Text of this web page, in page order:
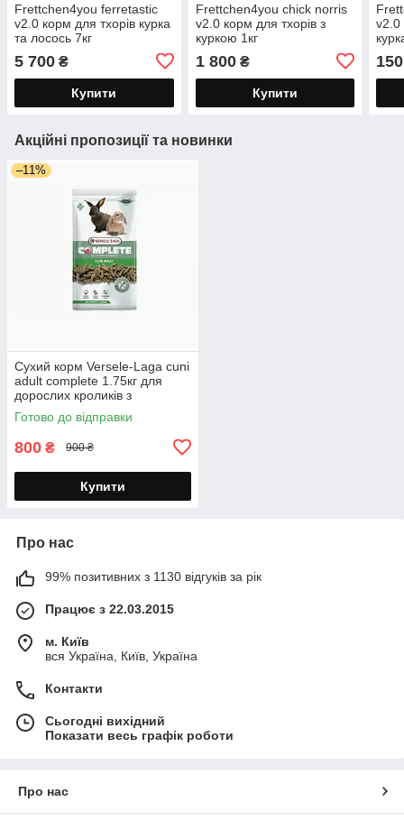
Frettchen4you ferretastic
v2.0 корм для тхорів курка
та лосось 7кг
5 700 ₴
Купити
Frettchen4you chick norris
v2.0 корм для тхорів з
куркою 1кг
1 800₴
Купити
v2.0
150
Акційні пропозиції та новинки
–11%
Сухий корм Versele-Laga cuni
adult complete 1.75кг для
дорослих кроликів з
тимофіївкою оригінал LPF-
VL-CUNI-175
Готово до відправки
800 ₴ 900 ₴
Купити
Про нас
99% позитивних з 1130 відгуків за рік
Працює з 22.03.2015
м. Київ
вся Україна, Київ, Україна
Контакти
Сьогодні вихідний
Показати весь графік роботи
Про нас